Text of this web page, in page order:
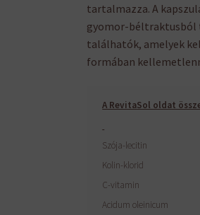
tartalmazza. A
gyomor-béltraktusból
találhatók, amelyek
formában
A RevitaSol oldat
Szója-lecitin
Kolin-klorid
C-vitamin
Acidum oleinicum